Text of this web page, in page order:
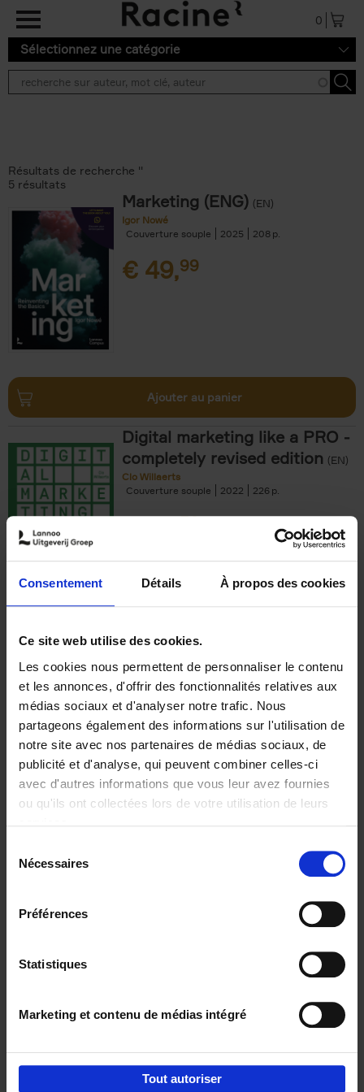
Consentement Détails À propos des cookies
Ce site web utilise des cookies.
Les cookies nous permettent de personnaliser le contenu
et les annonces, d'offrir des fonctionnalités relatives aux
médias sociaux et d'analyser notre trafic. Nous
partageons également des informations sur l'utilisation de
notre site avec nos partenaires de médias sociaux, de
publicité et d'analyse, qui peuvent combiner celles-ci
avec d'autres informations que vous leur avez fournies
ou qu'ils ont collectées lors de votre utilisation de leurs
Nécessaires
Préférences
Statistiques
Marketing et contenu de médias intégré
Tout autoriser
Aller au contenu principal
0
Sélectionnez une catégorie
Résultats de recherche ''
5 résultats
Marketing (ENG) (EN)
Igor Nowé
Couverture souple
2025 208
€ 49,99
Ajouter au panier
Digital marketing like a PRO -
completely revised edition (EN)
Clo Willaerts
Couverture souple
2022 226
€35,50
The Offer You Can't
Refuse
Steven Van Belleghem
Couverture souple
2020 256
€37,50
Building Bonds = Building